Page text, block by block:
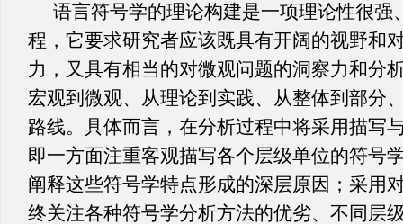
语言符号学的理论构建是一项理论性很强
程，它要求研究者应该既具有开阔的视野和
力，又具有相当的对微观问题的洞察力和分
宏观到微观、从理论到实践、从整体到部分
路线。具体而言，在分析过程中将采用描写
即一方面注重客观描写各个层级单位的符号
阐释这些符号学特点形成的深层原因；采用
终关注各种符号学分析方法的优劣、不同层